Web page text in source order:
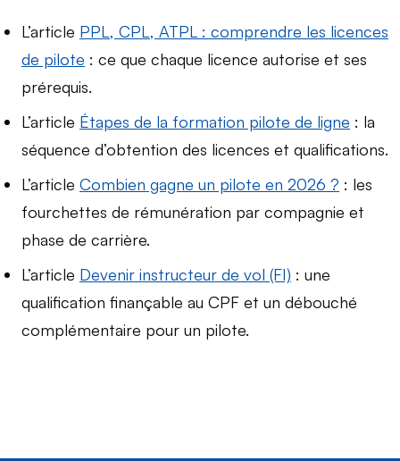
L’article PPL, CPL, ATPL : comprendre les licences
de pilote : ce que chaque licence autorise et ses
prérequis.
L’article Étapes de la formation pilote de ligne : la
séquence d’obtention des licences et qualifications.
L’article Combien gagne un pilote en 2026 ? : les
fourchettes de rémunération par compagnie et
phase de carrière.
L’article Devenir instructeur de vol (FI) : une
qualification finançable au CPF et un débouché
complémentaire pour un pilote.